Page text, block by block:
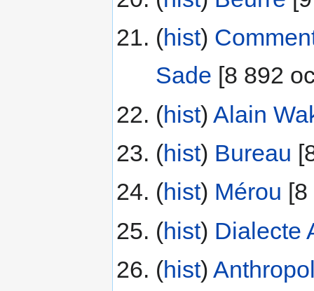
(hist) ‎
Sade ‎[8 892
(hist) ‎ Alain
(hist) ‎ Bureau
(hist) ‎ Mérou
(hist) ‎ Dialecte
(hist) ‎